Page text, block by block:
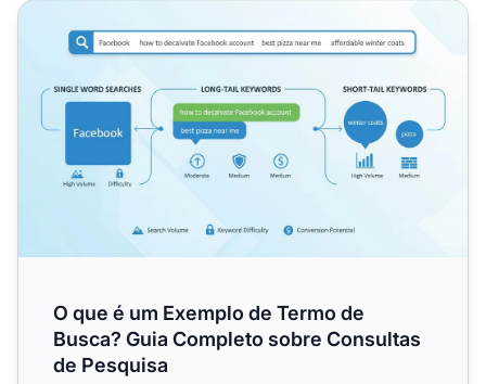
O que é um Exemplo de Termo de Busca? Guia
O que é um Exemplo de Termo de
Busca? Guia Completo sobre Consultas
de Pesquisa